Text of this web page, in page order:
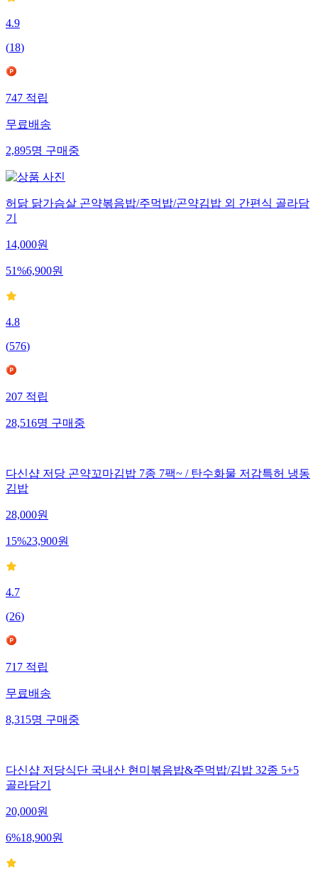
4.9
(18)
747적립
무료배송
2,895명구매중
허닭 닭가슴살 곤약볶음밥/주먹밥/곤약김밥 외 간편식 골라담
기
14,000원
51%6,900원
4.8
(576)
207적립
28,516명구매중
다신샵 저당 곤약꼬마김밥 7종 7팩~ / 탄수화물 저감특허 냉동
김밥
28,000원
15%23,900원
4.7
(26)
717적립
무료배송
8,315명구매중
다신샵 저당식단 국내산 현미볶음밥&주먹밥/김밥 32종 5+5
골라담기
20,000원
6%18,900원